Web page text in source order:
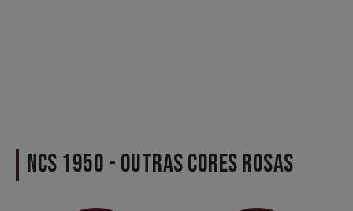
NCS 1950 - OUTRAS CORES ROSAS